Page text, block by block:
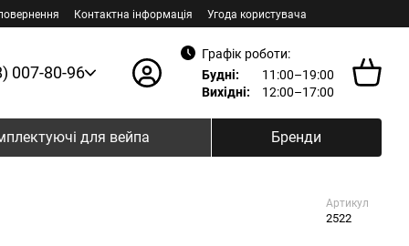
Контактна інформація Угода користувача
007-80-96
Графік роботи:
Будні:
11:00–19:00
Вихідні:
12:00–17:00
для вейпа Бренди
Артикул
2522